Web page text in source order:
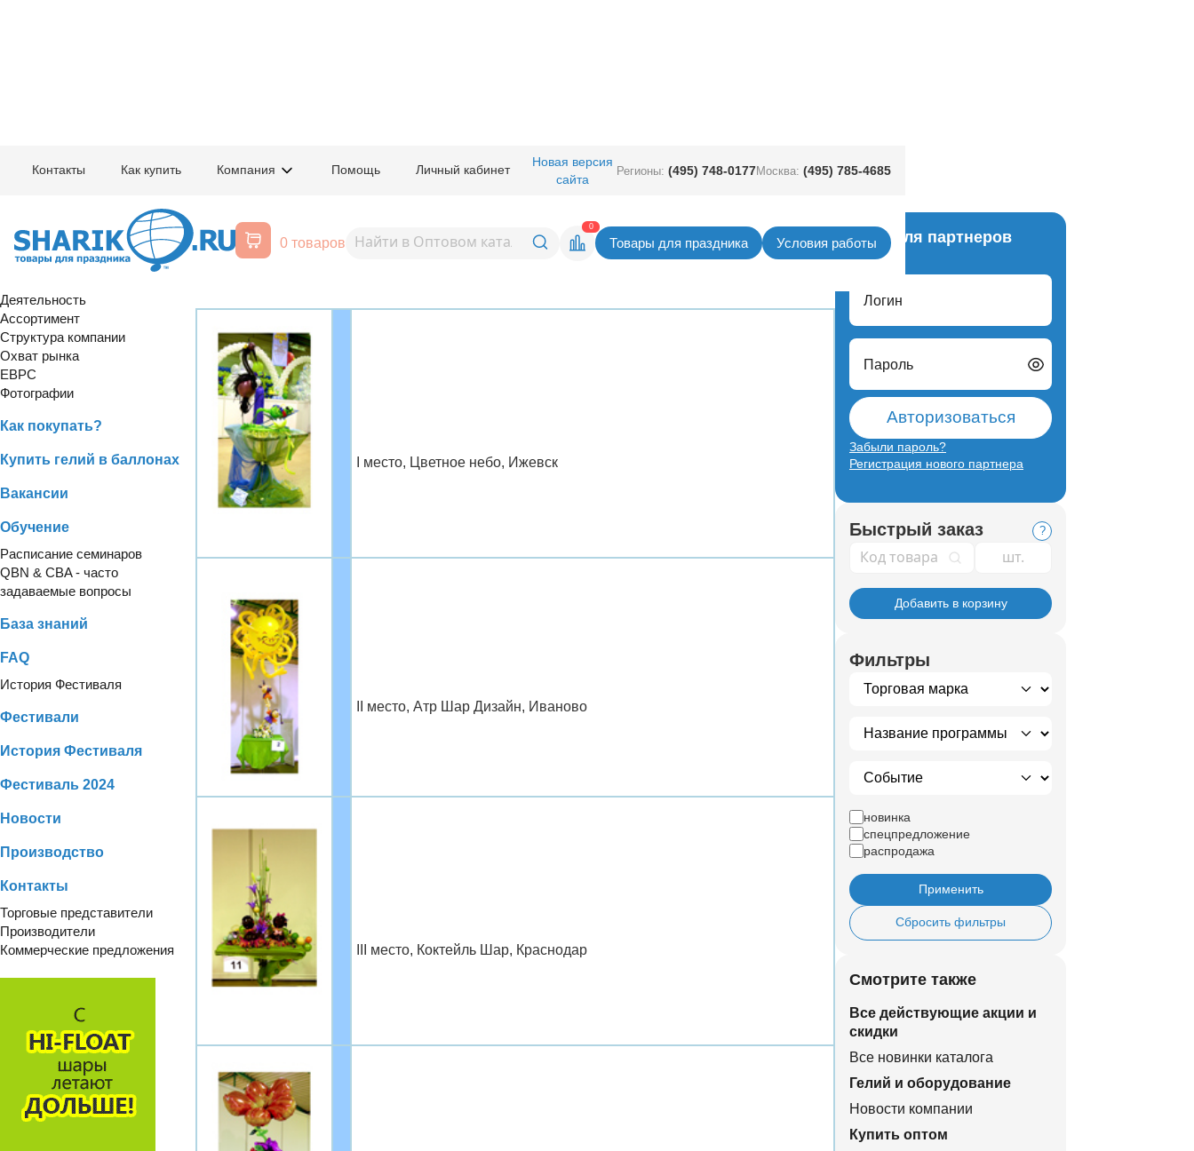
Контакты Как купить Компания Помощь Личный кабинет
Новая версия
сайта
Регионы: (495) 748-0177Москва: (495) 785-4685
0 товаров
0
Товары для праздника Условия работы
Фотогалерея Фестиваля воздушных шаров 2007
О компании
Деятельность
Ассортимент
Структура компании
Охват рынка
EBPC
Фотографии
Как покупать?
Купить гелий в баллонах
Вакансии
Обучение
Расписание семинаров
QBN & CBA - часто
задаваемые вопросы
База знаний
FAQ
История Фестиваля
Фестивали
История Фестиваля
Фестиваль 2024
Новости
Производство
Контакты
Торговые представители
Производители
Коммерческие предложения
Большая композиция >>> Черный ящик >>>
I место, Цветное небо, Ижевск
II место, Атр Шар Дизайн, Иваново
III место, Коктейль Шар, Краснодар
Вход для партнеров
Логин
Пароль
Авторизоваться
Забыли пароль?
Регистрация нового партнера
Быстрый заказ ?
Код товара
Добавить в корзину
Фильтры
новинка
спецпредложение
распродажа
Применить
Сбросить фильтры
Смотрите также
Все действующие акции и
скидки
Все новинки каталога
Гелий и оборудование
Новости компании
Купить оптом